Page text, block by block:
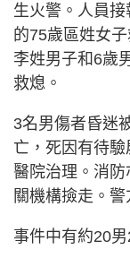
生火警。人員
的75歲區姓女
李姓男子和6歲
救熄。
3名男傷者昏迷
亡，死因有待
醫院治理。消
關機構撿走。
事件中有約20